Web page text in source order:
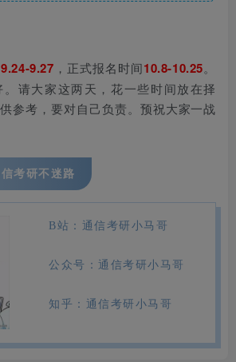
9.24-9.27 ，正式报名时间10.8-10.25。
请大家这两天，花一些时间放在择
参考，要对自己负责。预祝大家一战
考研不迷路
B站：通信考研小马哥
公众号：通信考研小马哥
知乎：通信考研小马哥